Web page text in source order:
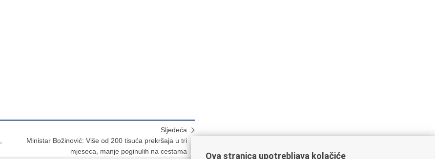
Sljedeća
Ministar Božinović: Više od 200 tisuća prekršaja u tri
mjeseca, manje poginulih na cestama
Ova stranica upotrebljava kolačiće